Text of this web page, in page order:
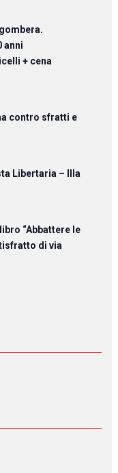
anni
+ cena
contro sfratti e
Libertaria – IIIa
“Abbattere le
di via